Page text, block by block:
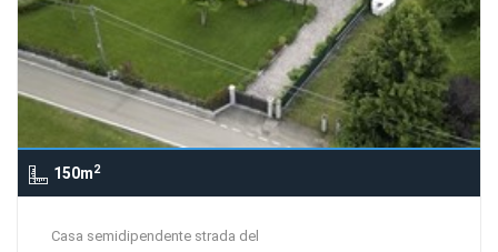
150m2
Casa semidipendente strada del